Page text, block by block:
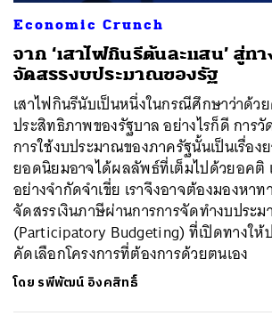
Economic Crunch
จาก ‘เสาไฟกินรีต้นละแสน’ สู่ท
จัดสรรงบประมาณของรัฐ
เสาไฟกินรีนับเป็นหนึ่งในกรณีศึกษาว่าด้ว
ประสิทธิภาพของรัฐบาล อย่างไรก็ดี การ
การใช้งบประมาณของภาครัฐนั้นเป็นเรื่อง
ยอดนิยมอาจได้ผลลัพธ์ที่เต็มไปด้วยอคติ
อย่างจำกัดจำเขี่ย เราจึงอาจต้องมองหาท
จัดสรรเงินภาษีผ่านการการจัดทำงบประ
(Participatory Budgeting) ที่เปิดทางให้
คัดเลือกโครงการที่ต้องการด้วยตนเอง
โดย รพีพัฒน์ อิงคสิทธิ์
ค้นหา